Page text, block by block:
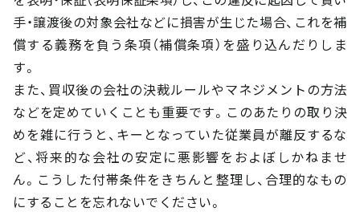
手・譲渡後の対象会社などに損害が生じた場合、これを補
償する義務を負う条項（補償条項）を盛り込んだりしま
す。
また、買収後の会社の決裁ルールやマネジメントの方法
などを定めていくことも重要です。このあたりの取り決
めを雑に行うと、キーとなっていた従業員が離反するな
ど、将来的な会社の安定に悪影響をおよぼしかねませ
ん。こうした付帯条件をきちんと整理し、合理的なもの
にすることを忘れないでください。